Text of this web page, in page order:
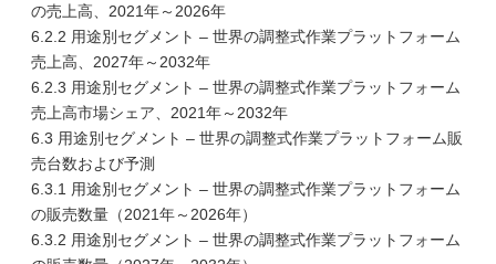
の売上高、2021年～2026年
6.2.2 用途別セグメント – 世界の調整式作業プラットフォーム
売上高、2027年～2032年
6.2.3 用途別セグメント – 世界の調整式作業プラットフォーム
売上高市場シェア、2021年～2032年
6.3 用途別セグメント – 世界の調整式作業プラットフォーム販
売台数および予測
6.3.1 用途別セグメント – 世界の調整式作業プラットフォーム
の販売数量（2021年～2026年）
6.3.2 用途別セグメント – 世界の調整式作業プラットフォーム